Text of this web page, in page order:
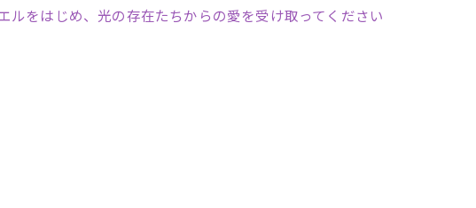
をはじめ、光の存在たちからの愛を受け取ってください